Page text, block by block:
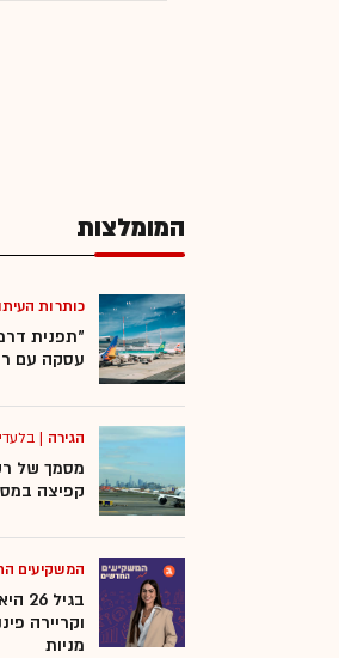
המומלצות
כותרות
"תפנית
עסקה עם
הגירה |בלעדי
מסמך של
קפיצה
המשקיעים
מניות